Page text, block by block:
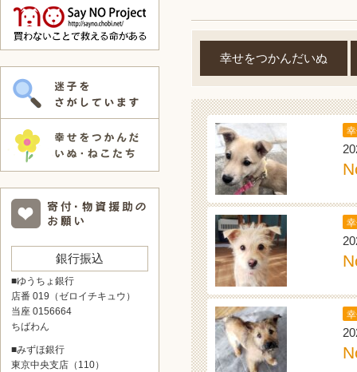
幸せをつかんだいぬ
銀行振込
■ゆうちょ銀行
店番 019（ゼロイチキュウ）
当座 0156664
ちばわん
■みずほ銀行
東京中央支店（110）